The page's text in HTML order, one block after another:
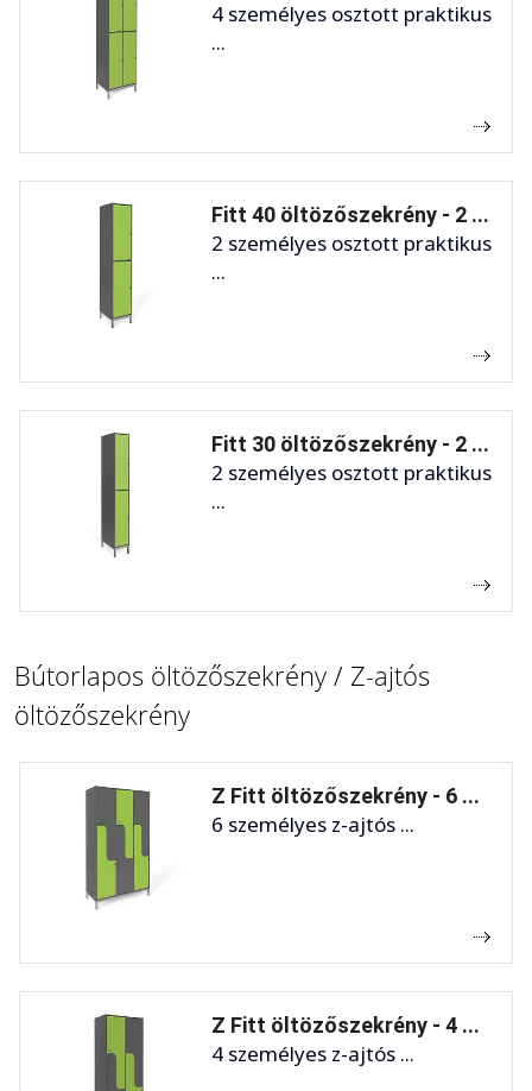
4 személyes osztott praktikus
...
Fitt 40 öltözőszekrény - 2 ...
2 személyes osztott praktikus
...
Fitt 30 öltözőszekrény - 2 ...
2 személyes osztott praktikus
...
Bútorlapos öltözőszekrény / Z-ajtós
öltözőszekrény
Z Fitt öltözőszekrény - 6 ...
6 személyes z-ajtós ...
Z Fitt öltözőszekrény - 4 ...
4 személyes z-ajtós ...